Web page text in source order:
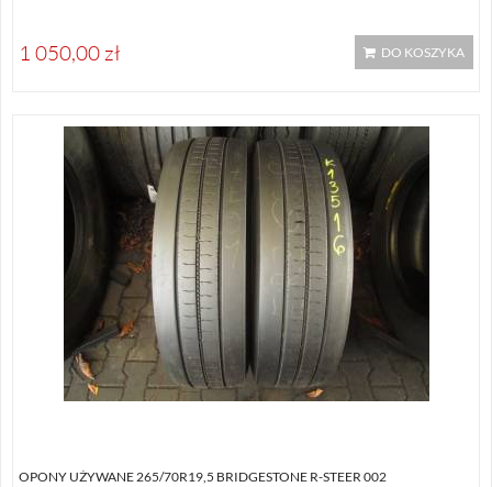
1 050,00 zł DO KOSZYKA
OPONY UŻYWANE 265/70R19,5 BRIDGESTONE R-STEER 002